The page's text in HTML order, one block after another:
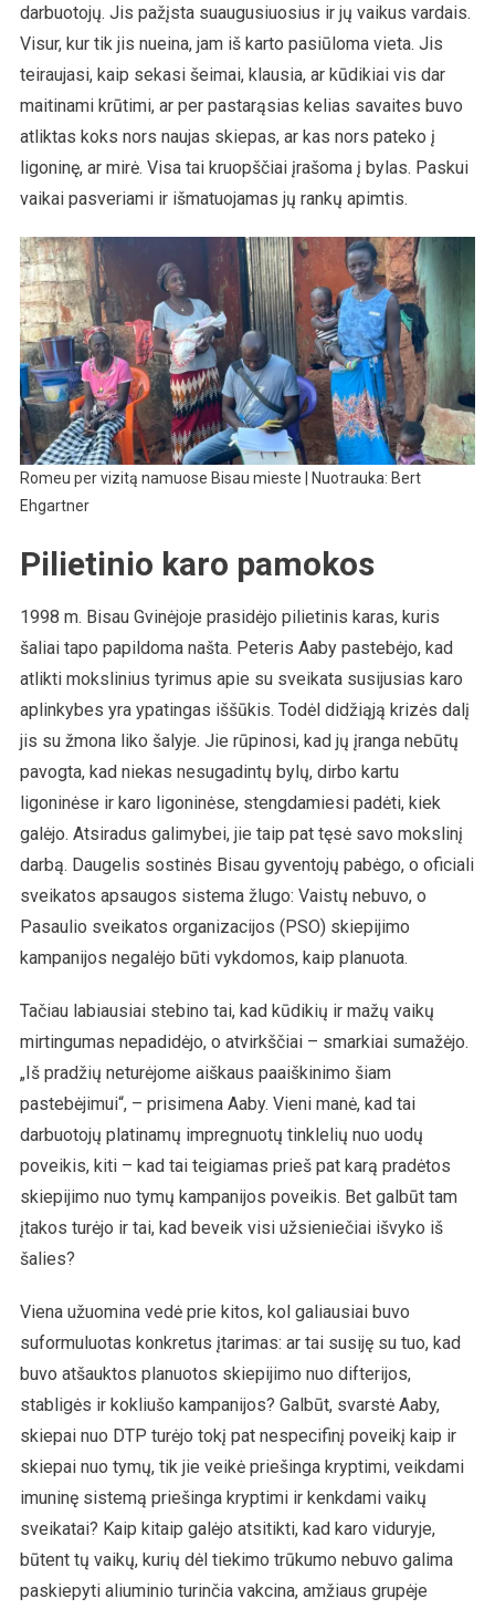
darbuotojų. Jis pažįsta suaugusiuosius ir jų vaikus vardais.
Visur, kur tik jis nueina, jam iš karto pasiūloma vieta. Jis
teiraujasi, kaip sekasi šeimai, klausia, ar kūdikiai vis dar
maitinami krūtimi, ar per pastarąsias kelias savaites buvo
atliktas koks nors naujas skiepas, ar kas nors pateko į
ligoninę, ar mirė. Visa tai kruopščiai įrašoma į bylas. Paskui
vaikai pasveriami ir išmatuojamas jų rankų apimtis.
Romeu per vizitą namuose Bisau mieste | Nuotrauka: Bert
Ehgartner
Pilietinio karo pamokos
1998 m. Bisau Gvinėjoje prasidėjo pilietinis karas, kuris
šaliai tapo papildoma našta. Peteris Aaby pastebėjo, kad
atlikti mokslinius tyrimus apie su sveikata susijusias karo
aplinkybes yra ypatingas iššūkis. Todėl didžiąją krizės dalį
jis su žmona liko šalyje. Jie rūpinosi, kad jų įranga nebūtų
pavogta, kad niekas nesugadintų bylų, dirbo kartu
ligoninėse ir karo ligoninėse, stengdamiesi padėti, kiek
galėjo. Atsiradus galimybei, jie taip pat tęsė savo mokslinį
darbą. Daugelis sostinės Bisau gyventojų pabėgo, o oficiali
sveikatos apsaugos sistema žlugo: Vaistų nebuvo, o
Pasaulio sveikatos organizacijos (PSO) skiepijimo
kampanijos negalėjo būti vykdomos, kaip planuota.
Tačiau labiausiai stebino tai, kad kūdikių ir mažų vaikų
mirtingumas nepadidėjo, o atvirkščiai – smarkiai sumažėjo.
„Iš pradžių neturėjome aiškaus paaiškinimo šiam
pastebėjimui“, – prisimena Aaby. Vieni manė, kad tai
darbuotojų platinamų impregnuotų tinklelių nuo uodų
poveikis, kiti – kad tai teigiamas prieš pat karą pradėtos
skiepijimo nuo tymų kampanijos poveikis. Bet galbūt tam
įtakos turėjo ir tai, kad beveik visi užsieniečiai išvyko iš
šalies?
Viena užuomina vedė prie kitos, kol galiausiai buvo
suformuluotas konkretus įtarimas: ar tai susiję su tuo, kad
buvo atšauktos planuotos skiepijimo nuo difterijos,
stabligės ir kokliušo kampanijos? Galbūt, svarstė Aaby,
skiepai nuo DTP turėjo tokį pat nespecifinį poveikį kaip ir
skiepai nuo tymų, tik jie veikė priešinga kryptimi, veikdami
imuninę sistemą priešinga kryptimi ir kenkdami vaikų
sveikatai? Kaip kitaip galėjo atsitikti, kad karo viduryje,
būtent tų vaikų, kurių dėl tiekimo trūkumo nebuvo galima
paskiepyti aliuminio turinčia vakcina, amžiaus grupėje